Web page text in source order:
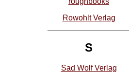
Rowohlt Verlag
S
Sad Wolf Verlag